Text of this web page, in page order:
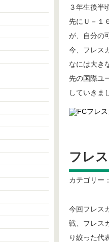
３年生後半
先にＵ－１
が、自分の
今、フレス
なには大き
先の国際ユ
していきま
フレ
カテゴリー
今回フレス
戦、フレス
り絞った代